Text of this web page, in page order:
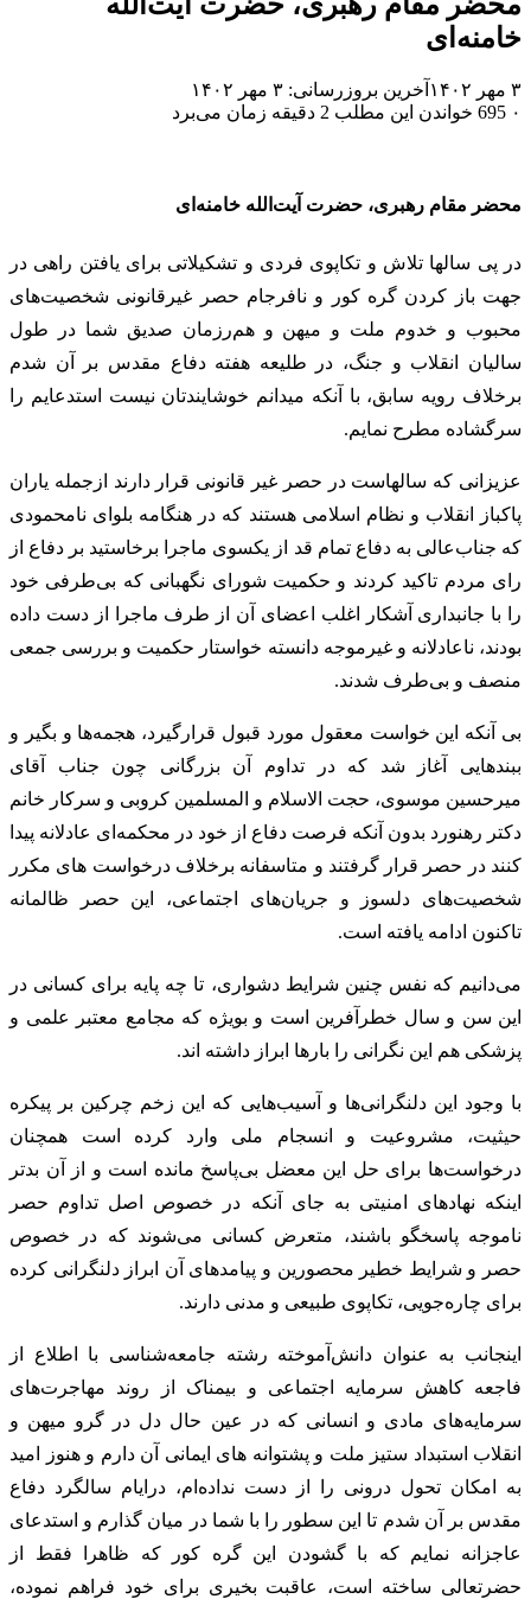
خامنه‌ای
۳ مهر ۱۴۰۲
آخرین بروزرسانی: ۳ مهر ۱۴۰۲
۰
خواندن این مطلب 2 دقیقه زمان می‌برد
محضر مقام رهبری، حضرت آیت‌الله خامنه‌ای
در پی سالها تلاش و تکاپوی فردی و تشکیلاتی برای یافتن راهی در
جهت باز کردن گره کور و نافرجام حصر غیرقانونی شخصیت‌های
محبوب و خدوم ملت و میهن و هم‌رزمان صدیق شما در طول
سالیان انقلاب و جنگ، در طلیعه هفته دفاع مقدس بر آن شدم
برخلاف رویه سابق، با آنکه میدانم خوشایندتان نیست استدعایم را
سرگشاده مطرح نمایم.
عزیزانی که سالهاست در حصر غیر قانونی قرار دارند ازجمله یاران
پاکباز انقلاب و نظام اسلامی هستند که در هنگامه بلوای نامحمودی
که جناب‌عالی به دفاع تمام قد از یکسوی ماجرا برخاستید بر دفاع از
رای مردم تاکید کردند و حکمیت شورای نگهبانی که بی‌طرفی خود
را با جانبداری آشکار اغلب اعضای آن از طرف ماجرا از دست داده
بودند، ناعادلانه و غیرموجه دانسته خواستار حکمیت و بررسی جمعی
منصف و بی‌طرف شدند.
بی آنکه این خواست معقول مورد قبول قرارگیرد، هجمه‌ها و بگیر و
ببندهایی آغاز شد که در تداوم آن بزرگانی چون جناب آقای
میرحسین موسوی، حجت الاسلام و المسلمین کروبی و سرکار خانم
دکتر رهنورد بدون آنکه فرصت دفاع از خود در محکمه‌ای عادلانه پیدا
کنند در حصر قرار گرفتند و متاسفانه برخلاف درخواست های مکرر
شخصیت‌های دلسوز و جریان‌های اجتماعی، این حصر ظالمانه
تاکنون ادامه یافته است.
می‌دانیم که نفس چنین شرایط دشواری، تا چه پایه برای کسانی در
این سن و سال خطرآفرین است و بویژه که مجامع معتبر علمی و
پزشکی هم این نگرانی را بارها ابراز داشته اند.
با وجود این دلنگرانی‌ها و آسیب‌هایی که این زخم چرکین بر پیکره
حیثیت، مشروعیت و انسجام ملی وارد کرده است همچنان
درخواست‌ها برای حل این معضل بی‌پاسخ مانده است و از آن بدتر
اینکه نهادهای امنیتی به جای آنکه در خصوص اصل تداوم حصر
ناموجه پاسخگو باشند، متعرض کسانی می‌شوند که در خصوص
حصر و شرایط خطیر محصورین و پیامدهای آن ابراز دلنگرانی کرده
برای چاره‌جویی، تکاپوی طبیعی و مدنی دارند.
اینجانب به عنوان دانش‌آموخته رشته جامعه‌شناسی با اطلاع از
فاجعه کاهش سرمایه اجتماعی و بیمناک از روند مهاجرت‌های
سرمایه‌های مادی و انسانی که در عین حال دل در گرو میهن و
انقلاب استبداد ستیز ملت و پشتوانه های ایمانی آن دارم و هنوز امید
به امکان تحول درونی را از دست نداده‌ام، درایام سالگرد دفاع
مقدس بر آن شدم تا این سطور را با شما در میان گذارم و استدعای
عاجزانه نمایم که با گشودن این گره کور که ظاهرا فقط از
حضرتعالی ساخته است، عاقبت بخیری برای خود فراهم نموده،